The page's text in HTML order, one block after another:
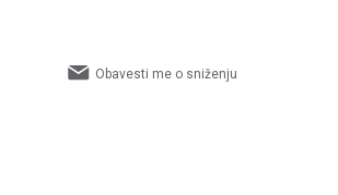
Obavesti me o sniženju